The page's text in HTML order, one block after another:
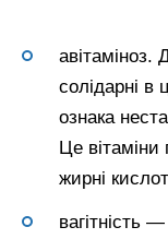
авітаміноз.
солідарні в
ознака
Це вітаміни
жирні
вагітність